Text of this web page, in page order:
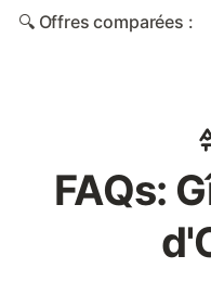
🔍 Offres comparées :
FAQs: